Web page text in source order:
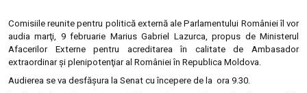
Comisiile reunite pentru politică externă ale Parlamentului României îl vor
audia marţi, 9 februarie Marius Gabriel Lazurca, propus de Ministerul
Afacerilor Externe pentru acreditarea în calitate de Ambasador
extraordinar şi plenipotenţiar al României în Republica Moldova.
Audierea se va desfăşura la Senat cu începere de la ora 9.30.